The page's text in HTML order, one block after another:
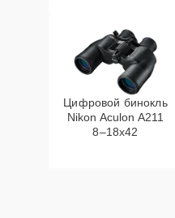
Цифровой бинокль
Nikon Aculon A211
8–18x42